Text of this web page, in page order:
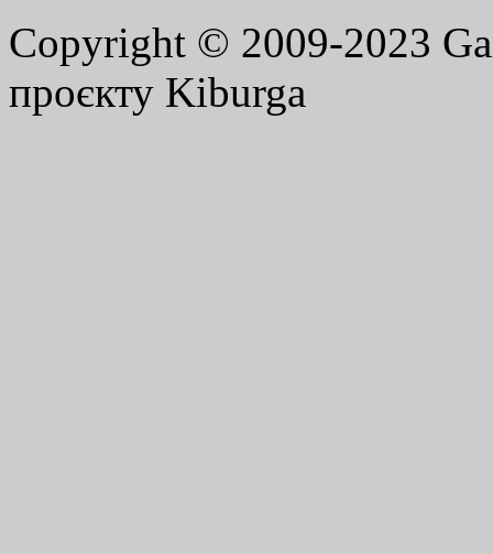
Copyright © 2009-2023
проєкту Kiburga